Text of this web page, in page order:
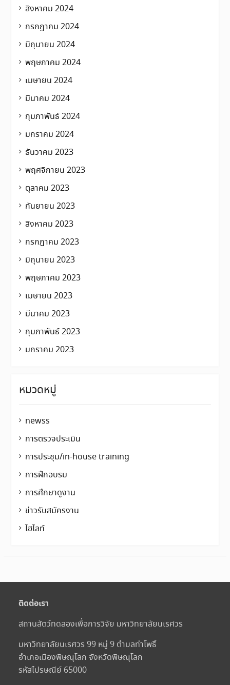
สิงหาคม 2024
กรกฎาคม 2024
มิถุนายน 2024
พฤษภาคม 2024
เมษายน 2024
มีนาคม 2024
กุมภาพันธ์ 2024
มกราคม 2024
ธันวาคม 2023
พฤศจิกายน 2023
ตุลาคม 2023
กันยายน 2023
สิงหาคม 2023
กรกฎาคม 2023
มิถุนายน 2023
พฤษภาคม 2023
เมษายน 2023
มีนาคม 2023
กุมภาพันธ์ 2023
มกราคม 2023
หมวดหมู่
newss
การตรวจประเมิน
การประชุม/in-house training
การฝึกอบรม
การศึกษาดูงาน
ข่าวรับสมัครงาน
ไฮไลท์
ติดต่อเรา
สถานสัตว์ทดลองเพื่อการวิจัย มหาวิทยาลัยนเรศวร
มหาวิทยาลัยนเรศวร 99 หมู่ 9 ตำบลท่าโพธิ์
อำเภอเมืองพิษณุโลก จังหวัดพิษณุโลก
รหัสไปรษณีย์ 65000